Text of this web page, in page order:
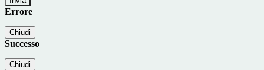
Errore
Chiudi
Successo
Chiudi